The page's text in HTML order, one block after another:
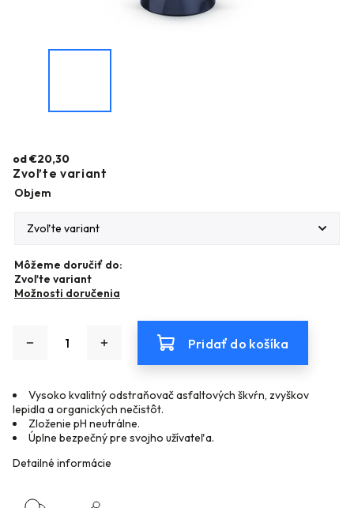
od€20,30
Zvoľte variant
Objem
Môžeme doručiť do:
Zvoľte variant
Možnosti doručenia
Pridať do košíka
Vysoko kvalitný odstraňovač asfaltových škvŕn, zvyškov
lepidla a organických nečistôt.
Zloženie pH neutrálne.
Úplne bezpečný pre svojho užívateľa.
Detailné informácie